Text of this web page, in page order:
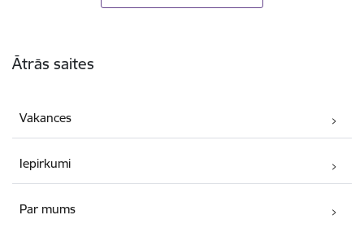
Ātrās saites
Vakances
Iepirkumi
Par mums